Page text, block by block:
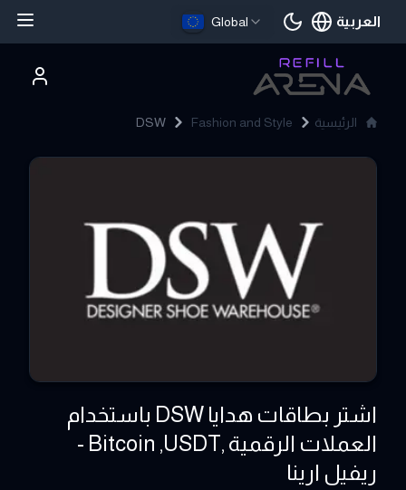
Global العربية
اللغة الحالية
الرئيسية Fashion and Style
DSW
اشتر بطاقات هدايا DSW باستخدام
العملات الرقمية ,Bitcoin ,USDT -
ريفيل ارينا